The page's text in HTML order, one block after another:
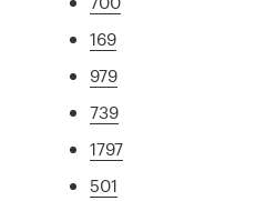
169
979
739
1797
501